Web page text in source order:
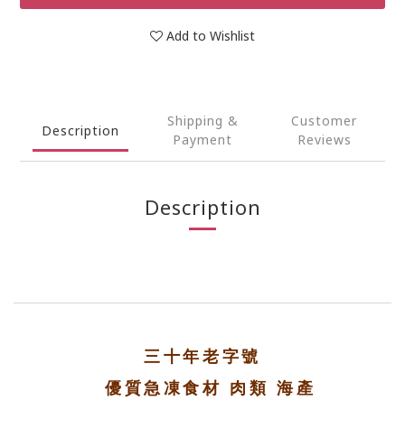
Add to Wishlist
Description
Shipping &
Payment
Customer
Reviews
Description
三十年老字號
優質急凍食材 肉類 海產